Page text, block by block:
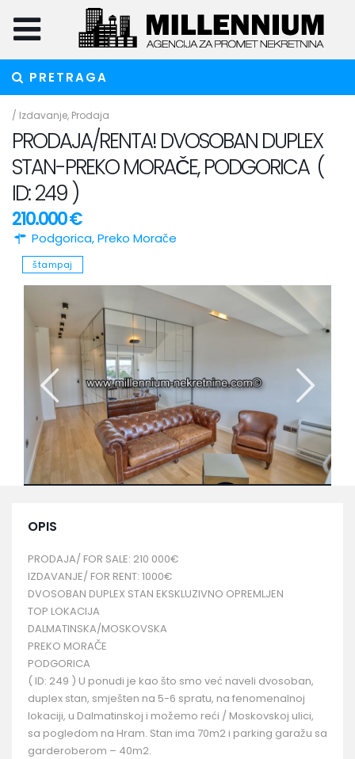
PRETRAGA
/ Izdavanje, Prodaja
PRODAJA/RENTA! DVOSOBAN DUPLEX
STAN-PREKO MORAČE, PODGORICA (
ID: 249 )
210.000 €
Podgorica,Preko Morače
štampaj
OPIS
PRODAJA/ FOR SALE: 210 000€
IZDAVANJE/ FOR RENT: 1000€
DVOSOBAN DUPLEX STAN EKSKLUZIVNO OPREMLJEN
TOP LOKACIJA
DALMATINSKA/MOSKOVSKA
PREKO MORAČE
PODGORICA
( ID: 249 ) U ponudi je kao što smo već naveli dvosoban,
duplex stan, smješten na 5-6 spratu, na fenomenalnoj
lokaciji, u Dalmatinskoj i možemo reći / Moskovskoj ulici,
sa pogledom na Hram. Stan ima 70m2 i parking garažu sa
garderoberom – 40m2.